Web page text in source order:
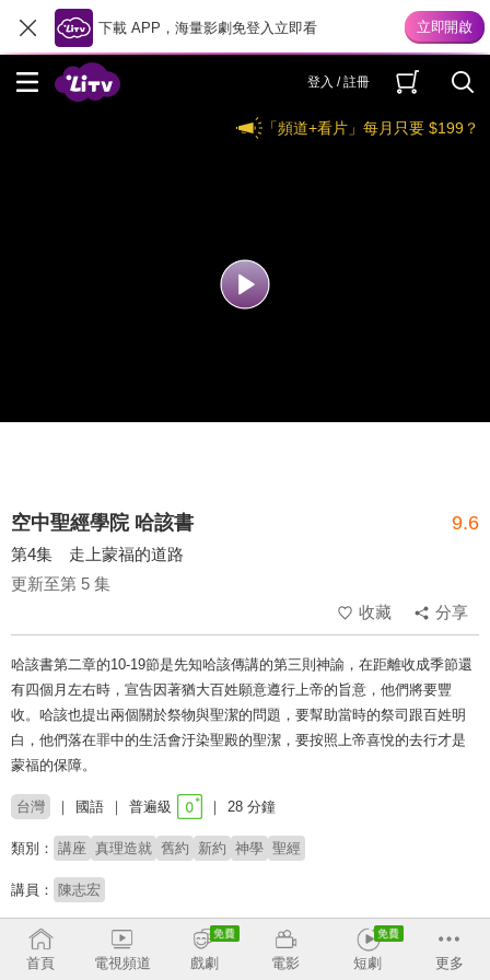
下載 APP，海量影劇免登入立即看
登入 / 註冊
「頻道+看片」每月只要 $199？
空中聖經學院 哈該書 9.6
第4集 走上蒙福的道路
更新至第 5 集
收藏
分享
哈該書第二章的10-19節是先知哈該傳講的第三則神諭，在距離收成季節還
有四個月左右時，宣告因著猶大百姓願意遵行上帝的旨意，他們將要豐
收。哈該也提出兩個關於祭物與聖潔的問題，要幫助當時的祭司跟百姓明
白，他們落在罪中的生活會汙染聖殿的聖潔，要按照上帝喜悅的去行才是
蒙福的保障。
台灣 國語 普遍級 28 分鐘
類別： 講座 真理造就 舊約 新約 神學 聖經
講員： 陳志宏
收回
首頁
電視頻道 戲劇 電影 短劇 更多